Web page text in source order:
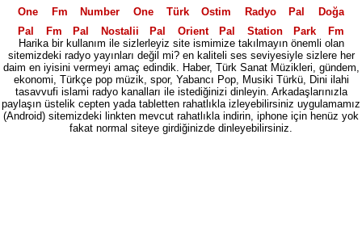
One Fm
Number One Türk Ostim Radyo
Pal Doğa
Pal Fm
Pal Nostalji Pal Orient Pal Station
Park Fm
Polis Radyosu
Power Fm Power Love Fm
Power
Türk
PowerTürk Akustik Power XL Radio Fg
Radyo
06
Radyo 2000 Radyo 3 Radyo 35 Radyo 4
Radyo
5
Radyo 7 Radyo 7 Nostalji Radyo Akdeniz
Radyo
Radyo Avrasya Türk Radyo Banko
Harika bir kullanım ile sizlerleyiz site ismimize takılmayın önemli olan
sitemizdeki radyo yayınları değil mi? en kaliteli ses seviyesiyle sizlere her
daim en iyisini vermeyi amaç edindik. Haber, Türk Sanat Müzikleri, gündem,
ekonomi, Türkçe pop müzik, spor, Yabancı Pop, Musiki Türkü, Dini ilahi
tasavvufi islami radyo kanalları ile istediğinizi dinleyin. Arkadaşlarınızla
paylaşın üstelik cepten yada tabletten rahatlıkla izleyebilirsiniz uygulamamız
(Android) sitemizdeki linkten mevcut rahatlıkla indirin, iphone için henüz yok
fakat normal siteye girdiğinizde dinleyebilirsiniz.